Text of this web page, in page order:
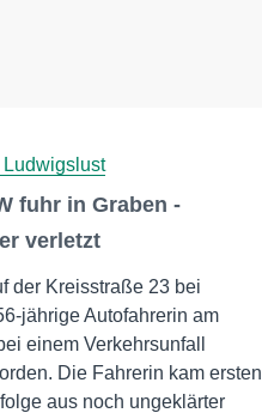
fuhr in Graben -
verletzt
der Kreisstraße 23 bei
jährige Autofahrerin am
einem Verkehrsunfall
Die Fahrerin kam ersten
aus noch ungeklärter